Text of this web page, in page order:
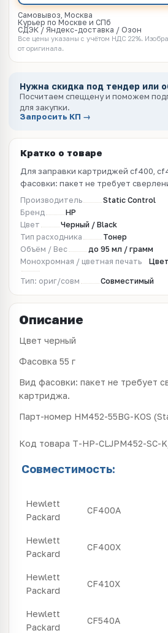
Самовывоз, Москва
Курьер по Москве и СПб
СДЭК / Яндекс-доставка / Озон
Все цены указаны с учётом НДС 22%.
от оригинала.
Нужна скидка под тендер или
Посчитаем спеццену и поможем
для закупки.
Запросить КП →
Кратко о товаре
Для заправки картриджей cf400,
фасовки: пакет не требует
Производитель
Static Control
Бренд
HP
Цвет
Черный / Black
Тип расходника
Тонер
Объём / Вес
до 95 мл / грамм
Монохромная / цветная печать
Тип: ориг/совм Совместимый
Описание
Цвет черный
Фасовка 55 г
Вид фасовки: пакет не требует
картриджа.
Парт-номер HM452-55BG-KOS
Код товара T-HP-CLJPM452-SC-
Совместимость:
Hewlett
Packard
CF400A
Hewlett
Packard
CF400X
Hewlett
Packard
CF410X
Hewlett
Packard
CF540A